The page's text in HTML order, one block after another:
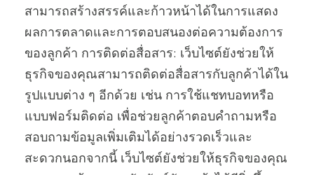
สามารถสร้างสรรค์และก้าวหน้าได้ในการแสดง
ผลการตลาดและการตอบสนองต่อความต้องการ
ของลูกค้า การติดต่อสื่อสาร: เว็บไซต์ยังช่วยให้
ธุรกิจของคุณสามารถติดต่อสื่อสารกับลูกค้าได้ใน
รูปแบบต่าง ๆ อีกด้วย เช่น การใช้แชทบอทหรือ
แบบฟอร์มติดต่อ เพื่อช่วยลูกค้าตอบคำถามหรือ
สอบถามข้อมูลเพิ่มเติมได้อย่างรวดเร็วและ
สะดวกนอกจากนี้ เว็บไซต์ยังช่วยให้ธุรกิจของคุณ